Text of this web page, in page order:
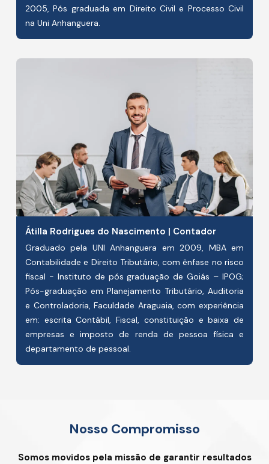
2005, Pós graduada em Direito Civil e Processo Civil
na Uni Anhanguera.
Átilla Rodrigues do Nascimento | Contador
Graduado pela UNI Anhanguera em 2009, MBA em
Contabilidade e Direito Tributário, com ênfase no risco
fiscal - Instituto de pós graduação de Goiás – IPOG;
Pós-graduação em Planejamento Tributário, Auditoria
e Controladoria, Faculdade Araguaia, com experiência
em: escrita Contábil, Fiscal, constituição e baixa de
empresas e imposto de renda de pessoa física e
departamento de pessoal.
Nosso Compromisso
Somos movidos pela missão de garantir resultados